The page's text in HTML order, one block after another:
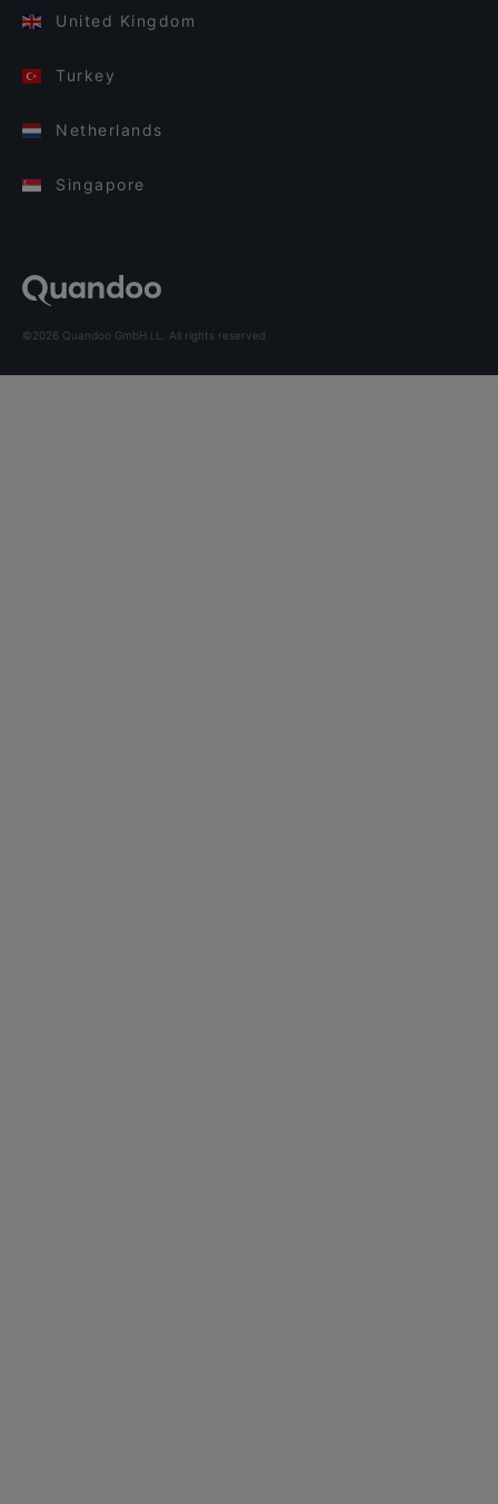
United Kingdom
Turkey
Netherlands
Singapore
©2026 Quandoo GmbH i.L. All rights reserved